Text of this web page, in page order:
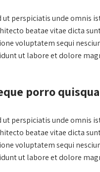
ut perspiciatis unde omnis
beatae vitae dicta
voluptatem sequi
ut labore et dolore
porro
ut perspiciatis unde omnis
beatae vitae dicta
voluptatem sequi
ut labore et dolore